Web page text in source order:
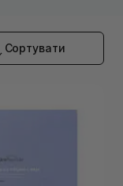
Сортувати